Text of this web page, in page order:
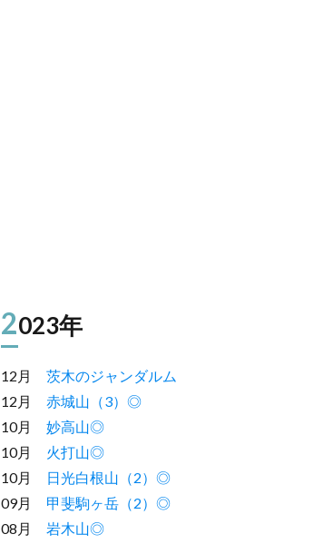
2023年
12月 茨木のジャンダルム
12月 赤城山（3）◎
10月 妙高山◎
10月 火打山◎
10月
日光白根山（2）◎
09月 甲斐駒ヶ岳（2）◎
08月 岩木山◎